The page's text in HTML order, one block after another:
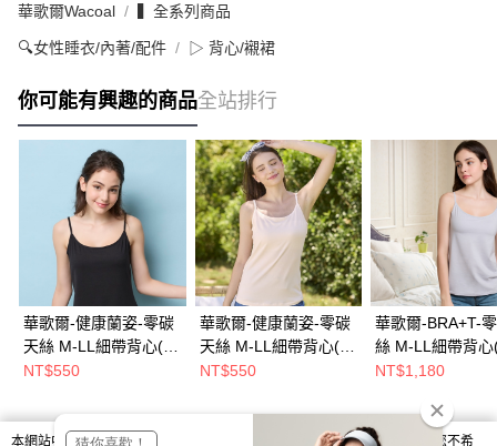
華歌爾Wacoal ▍全系列商品
🔍女性睡衣/內著/配件 ▷ 背心/襯裙
你可能有興趣的商品全站排行
華歌爾-健康蘭姿-零碳
天絲 M-LL細帶背心(碳
黑色) LT536823BL
NT$550
華歌爾-健康蘭姿-零碳
天絲 M-LL細帶背心(柔
質膚) LT536823SB
NT$550
華歌爾-BRA+T-
絲 M-LL細帶背心
灰) LTT50623FC
NT$1,180
本網站中使用 cookie，欲查詢有關本網站使用 cookie 方式之詳情，及若您不希